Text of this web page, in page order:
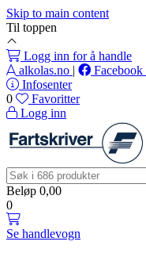
Skip to main content
Til toppen
Logg inn for å handle
alkolas.no | Facebook
Infosenter
0
Favoritter
Logg inn
Beløp 0,00
0
Se handlevogn